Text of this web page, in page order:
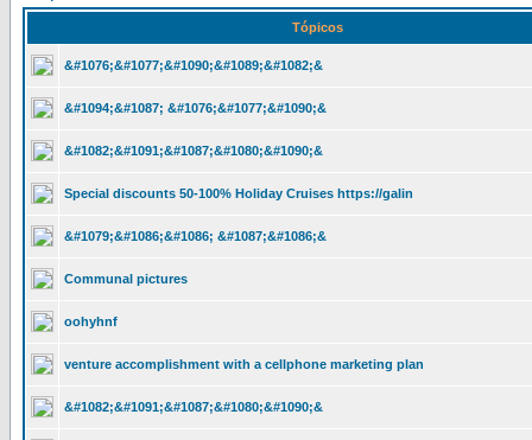
Tópicos
&#1076;&#1077;&#1090;&#1089;&#1082;&
&#1094;&#1087; &#1076;&#1077;&#1090;&
&#1082;&#1091;&#1087;&#1080;&#1090;&
Special discounts 50-100% Holiday Cruises https://galin
&#1079;&#1086;&#1086; &#1087;&#1086;&
Communal pictures
oohyhnf
venture accomplishment with a cellphone marketing plan
&#1082;&#1091;&#1087;&#1080;&#1090;&